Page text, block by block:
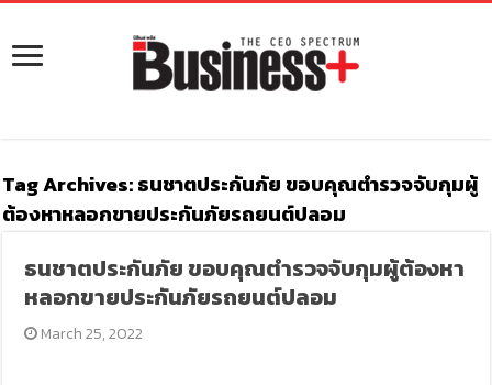
Tag Archives:ธนชาตประกันภัย ขอบคุณตำรวจจับกุมผู้
ต้องหาหลอกขายประกันภัยรถยนต์ปลอม
ธนชาตประกันภัย ขอบคุณตำรวจจับกุมผู้ต้องหา
หลอกขายประกันภัยรถยนต์ปลอม
March 25, 2022